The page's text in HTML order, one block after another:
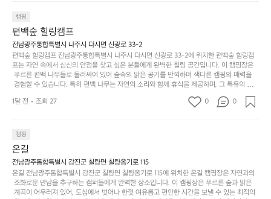
튼
을
조
용
히
o
l
이
의
아
주
미
가
존
재
럽
게
이
어
주
E
M
O
리
를
잡
았
는
하
고
을 창출하는 시간이 될 것입니다. 특히 식사를 좋아하는 분들에게는 매주 특별한 바비큐 파
티와 지역에서 나는 신선한 재료로 만든 다양한 요리를 제공하여 미각을 만족시켜 줍니다.
장성레이크 글램핑은 그 아름다운 경관과 최고 품질의 시설 덕분에 최근 몇 년 사이에 특히
주목받고 있는 캠핑장 중 하나입니다. 주말이면 방문객이 가득해 예약이 빠르게 차는 만큼
미리 일정을 계획하시는 것이 좋습니다. 나만의 프라이빗한 공간에서 가족 및 사랑하는 사
람들과 함께하세요. 당신의 대자연 속 힐링을 기다리는 장성레이크 글램핑은 언젠가 반드시
방문해봐야 할 명소로 자리매김하였습니다. 인기 정도: ★★★★★
캠핑
편백숲 힐링캠프
전남광주통합특별시 나주시 다시면 신광로 33-2
편백숲 힐링캠프 전남광주통합특별시 나주시 다시면 신광로 33-2에 위치한 편백숲 힐링캠
프는 자연 속에서 심신의 안정을 찾고 싶은 분들에게 완벽한 힐링 공간입니다. 이 캠핑장은
푸르른 편백 나무들로 둘러싸여 있어 숲속의 맑은 공기를 만끽하며 색다른 캠핑의 매력을
경험할 수 있습니다. 특히 편백 나무는 자연의 소리와 함께 휴식을 제공하며, 그 특유의 아로
마향이 심리적 안정감을 가져다줍니다. 이곳에서 아침 햇살을 맞으며 조용한 숲속에서의 커
피 한 잔은 그 어떤 도시의 카페에서 느끼기 힘든 특별함을 선사합니다. 편백숲 힐링캠프는
즐길 수 있는 기회도 많은데, 자전거를 타거나 숲속을 거닐며 다양한 생태계를 체험해보는
것도 일상의 스트레스를 잊게 해줍니다. 또한, 캠프파이어를 즐기며 별빛 아래서 시간을 보
내는 것은 일상에서 벗어나 새로운 여유를 찾는 방법입니다. 운영자는 항상 방문객의 편안함
과 안전을 최우선으로 생각하고 있으며, 깨끗하고 잘 관리된 시설을 자랑합니다. 가족들이
함께하는 모닥불 구이 파티나 친구들과의 캠핑 퀴즈도 놓칠 수 없는 재미가 됩니다. 자연과
의 조화 속에서 힐링할 수 있는 편백숲 힐링캠프는 현대인의 바쁜 일상에서 벗어나 소중한
시간을 가지고 싶은 분들에게 특히 추천드립니다. 지금 바로 나주로 떠나 여유로움과 행복
1달 전 조회 27 0 0
캠핑
온길
전남광주통합특별시 강진군 칠량면 칠량옹기로 115
온길 전남광주통합특별시 강진군 칠량면 칠량옹기로 115에 위치한 온길 캠핑장은 자연과의
조화로운 만남을 추구하는 캠퍼들에게 완벽한 장소입니다. 이 캠핑장은 푸르른 숲과 맑은
계곡이 어우러져 있어, 도심에서 벗어나 한껏 여유롭고 편안한 시간을 보낼 수 있는 최적의